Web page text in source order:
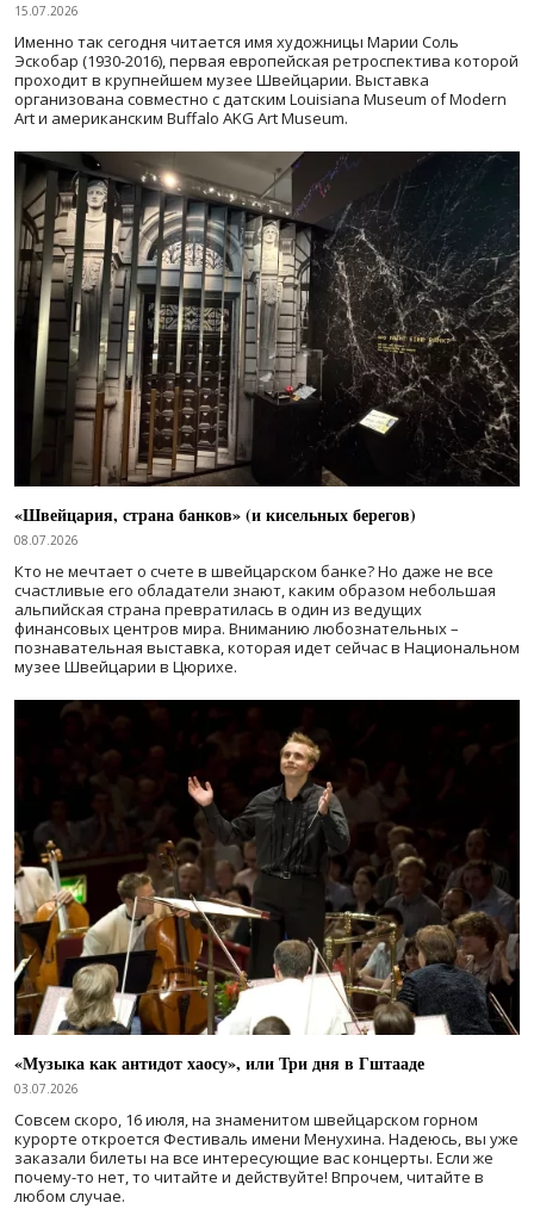
15.07.2026
Именно так сегодня читается имя художницы Марии Соль
Эскобар (1930-2016), первая европейская ретроспектива которой
проходит в крупнейшем музее Швейцарии. Выставка
организована совместно с датским Louisiana Museum of Modern
Art и американским Buffalo AKG Art Museum.
«Швейцария, страна банков» (и кисельных берегов)
08.07.2026
Кто не мечтает о счете в швейцарском банке? Но даже не все
счастливые его обладатели знают, каким образом небольшая
альпийская страна превратилась в один из ведущих
финансовых центров мира. Вниманию любознательных –
познавательная выставка, которая идет сейчас в Национальном
музее Швейцарии в Цюрихе.
«Музыка как антидот хаосу», или Три дня в Гштааде
03.07.2026
Совсем скоро, 16 июля, на знаменитом швейцарском горном
курорте откроется Фестиваль имени Менухина. Надеюсь, вы уже
заказали билеты на все интересующие вас концерты. Если же
почему-то нет, то читайте и действуйте! Впрочем, читайте в
любом случае.